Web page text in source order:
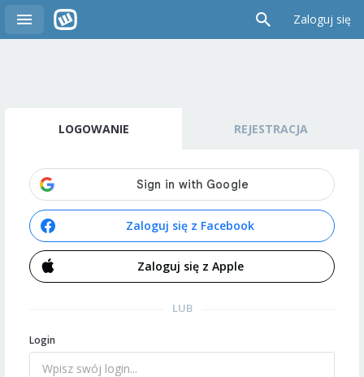
Zaloguj się
LOGOWANIE REJESTRACJA
Zaloguj się z Facebook
Zaloguj się z Apple
LUB
Login